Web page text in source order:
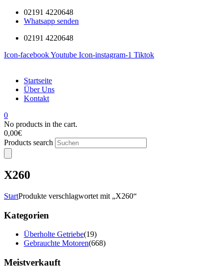
02191 4220648
Whatsapp senden
02191 4220648
Icon-facebookYoutube Icon-instagram-1 Tiktok
Startseite
Über Uns
Kontakt
0
No products in the cart.
0,00€
Products search
X260
StartProdukte verschlagwortet mit „X260“
Kategorien
Überholte Getriebe(19)
Gebrauchte Motoren(668)
Meistverkauft